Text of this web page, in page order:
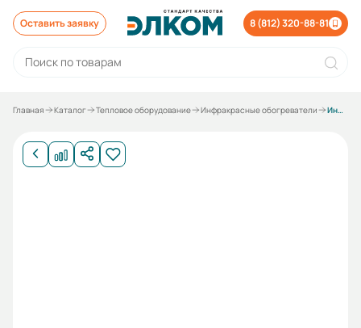
Оставить заявку 8 (812) 320-88-81
Главная Каталог Тепловое оборудование Инфракрасные обогреватели Инфракрасные обогреватели